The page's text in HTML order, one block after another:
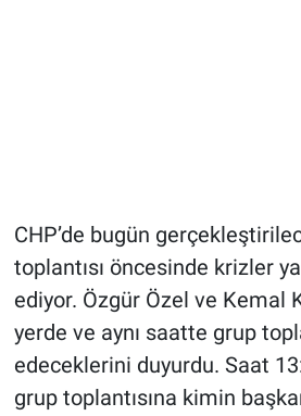
CHP’de bugün
toplantısı öncesinde krizler
ediyor. Özgür Özel ve Kemal
yerde ve aynı saatte grup
edeceklerini duyurdu. Saat
grup toplantısına kimin